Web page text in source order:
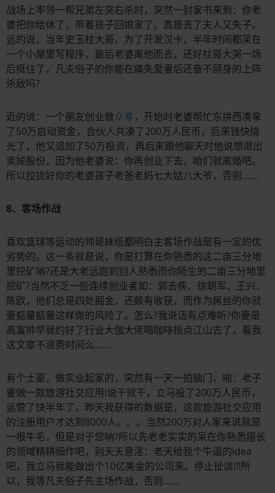
战场上率领一帮兄弟左突右杀时，突然一封家书来到：你老
婆把你给休了，带着孩子回娘家了。真是丢了夫人又失子。
远的说，当年史玉柱大哥，为了开发汉卡，半年时间都呆在
一个小屋里写程序，最后老婆离他而去，还好柱哥大哭一场
后挺住了，凡夫俗子的你能在痛失爱妻后还奋不顾身的上阵
杀敌吗?
近的说：一个朋友创业做众筹，开始时老婆帮忙东拼西凑拿
了50万启动资金，合伙人共凑了200万人民币，后来钱快烧
光了，他又追加了50万投资，再后来跟他聊天时他说想退出
卖掉股份，因为他老婆说：你再创业下去，咱们就离婚吧。
所以拉拢好你的老婆孩子老爸老妈七大姑八大爷，否则……
8、客场作战
喜欢篮球等运动的帅哥妹纸都明白主客场作战是有一定的优
劣势的。这一条就是说，你是打算在你熟悉的这二亩三分地
里挖矿呐?还是大老远跑到别人熟悉而你陌生的二亩三分地里
挖矿?当然不乏一些连续创业者如：郭去疾、徐朝军、王兴、
陈欧，他们总是四处掘金，还颇有收获，而作为屌丝的你就
要掂量掂量这样做的风险了。怎么?我说话有点难听?你要是
高富帅早就约好了行业大伽大佬喝咖啡指点江山去了，看我
这文章不浪费时间么……
有个土豪，做实业起家的，突然有一天一拍脑门，啪：老子
要做一款旅游社交应用!说干就干，立马投了200万人民币，
运营了快半年了，昨天我获得的数据是，这款旅游社交应用
的注册用户才达到8000人。。。当然200万对人家来说就是
一根牛毛，但是对于您呐?所以先老老实实的呆在你熟悉擅长
的领域精耕细作吧，别天天意淫：老天给我个牛逼的idea
吧，我立马就能做出个10亿美金的公司来。停止扯淡!!!所
以，我等凡夫俗子先主场作战，否则……